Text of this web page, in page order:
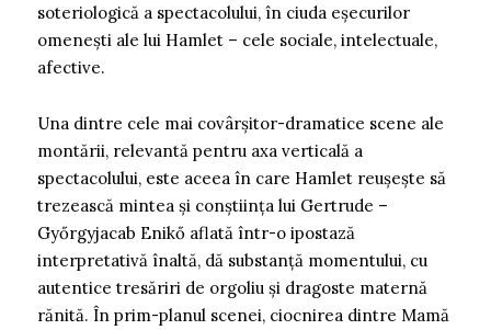
soteriologică a spectacolului, în ciuda eșecurilor
omenești ale lui Hamlet – cele sociale, intelectuale,
afective.
Una dintre cele mai covârșitor-dramatice scene ale
montării, relevantă pentru axa verticală a
spectacolului, este aceea în care Hamlet reușește să
trezească mintea și conștiința lui Gertrude –
Győrgyjacab Enikő aflată într-o ipostază
interpretativă înaltă, dă substanță momentului, cu
autentice tresăriri de orgoliu și dragoste maternă
rănită. În prim-planul scenei, ciocnirea dintre Mamă